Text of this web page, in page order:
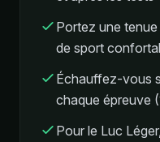
Portez une
de sport
Échauffez-vous
chaque épreuve
Pour le Luc